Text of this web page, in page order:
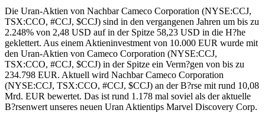
Die Uran-Aktien von Nachbar Cameco Corporation (NYSE:CCJ,
TSX:CCO, #CCJ, $CCJ) sind in den vergangenen Jahren um bis zu
2.248% von 2,48 USD auf in der Spitze 58,23 USD in die H?he
geklettert. Aus einem Aktieninvestment von 10.000 EUR wurde mit
den Uran-Aktien von Cameco Corporation (NYSE:CCJ,
TSX:CCO, #CCJ, $CCJ) in der Spitze ein Verm?gen von bis zu
234.798 EUR. Aktuell wird Nachbar Cameco Corporation
(NYSE:CCJ, TSX:CCO, #CCJ, $CCJ) an der B?rse mit rund 10,08
Mrd. EUR bewertet. Das ist rund 1.178 mal soviel als der aktuelle
B?rsenwert unseres neuen Uran Aktientips Marvel Discovery Corp.